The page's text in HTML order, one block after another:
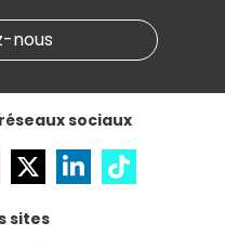
nous
sociaux
sites